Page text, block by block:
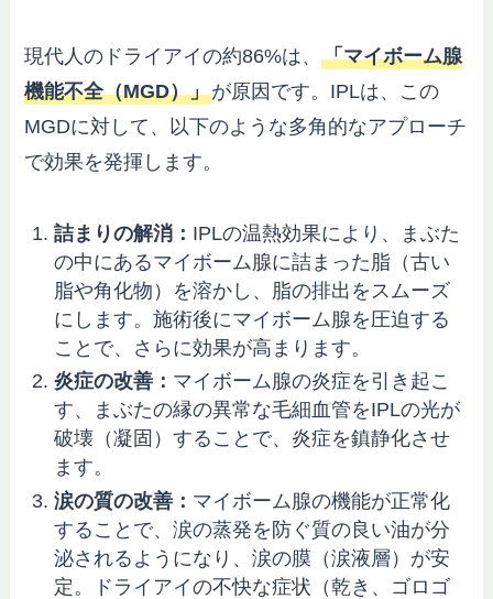
現代人のドライアイの約86%は、「マイボーム腺
機能不全（MGD）」が原因です。IPLは、この
MGDに対して、以下のような多角的なアプローチ
で効果を発揮します。
詰まりの解消： IPLの温熱効果により、まぶた
の中にあるマイボーム腺に詰まった脂（古い
脂や角化物）を溶かし、脂の排出をスムーズ
にします。施術後にマイボーム腺を圧迫する
ことで、さらに効果が高まります。
炎症の改善： マイボーム腺の炎症を引き起こ
す、まぶたの縁の異常な毛細血管をIPLの光が
破壊（凝固）することで、炎症を鎮静化させ
ます。
涙の質の改善： マイボーム腺の機能が正常化
することで、涙の蒸発を防ぐ質の良い油が分
泌されるようになり、涙の膜（涙液層）が安
定。ドライアイの不快な症状（乾き、ゴロゴ